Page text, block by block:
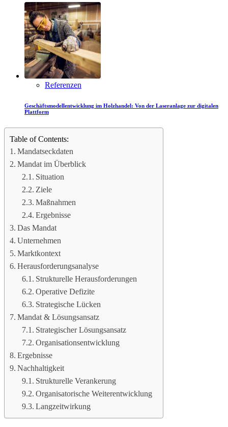
Referenzen
Geschäftsmodellentwicklung im Holzhandel: Von der Laseranlage zur digitalen
Plattform
Table of Contents:
Mandatseckdaten
Mandat im Überblick
Situation
Ziele
Maßnahmen
Ergebnisse
Das Mandat
Unternehmen
Marktkontext
Herausforderungsanalyse
Strukturelle Herausforderungen
Operative Defizite
Strategische Lücken
Mandat & Lösungsansatz
Strategischer Lösungsansatz
Organisationsentwicklung
Ergebnisse
Nachhaltigkeit
Strukturelle Verankerung
Organisatorische Weiterentwicklung
Langzeitwirkung